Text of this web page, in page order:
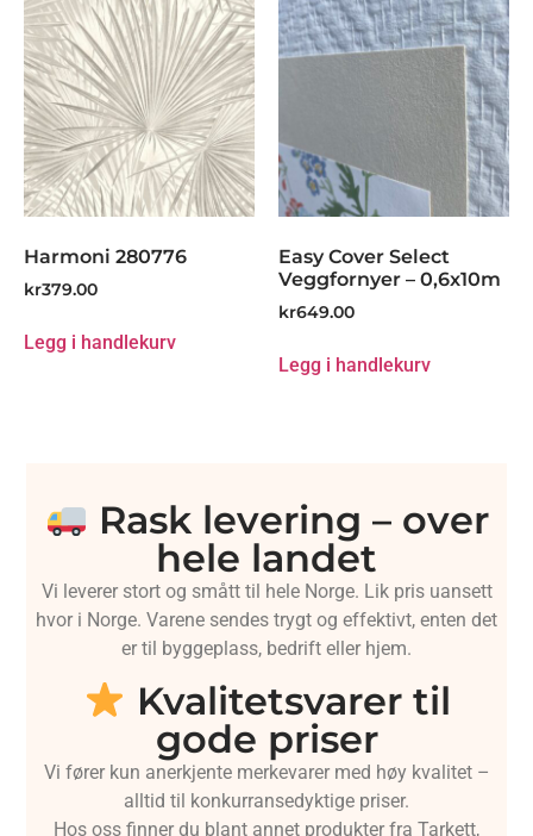
Harmoni 280776
kr379.00
Legg i handlekurv
Easy Cover Select
Veggfornyer – 0,6x10m
kr649.00
Legg i handlekurv
Rask levering – over
hele landet
Vi leverer stort og smått til hele Norge. Lik pris uansett
hvor i Norge. Varene sendes trygt og effektivt, enten det
er til byggeplass, bedrift eller hjem.
Kvalitetsvarer til
gode priser
Vi fører kun anerkjente merkevarer med høy kvalitet –
alltid til konkurransedyktige priser.
Hos oss finner du blant annet produkter fra Tarkett,